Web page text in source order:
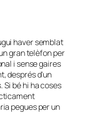
haver semblat
gran telèfon per
i sense gaires
després d’un
Si bé hi ha coses
pegues per un